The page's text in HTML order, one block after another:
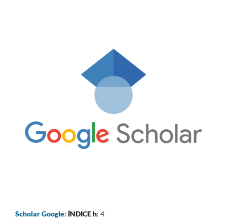
Scholar Google: ÍNDICE h: 4